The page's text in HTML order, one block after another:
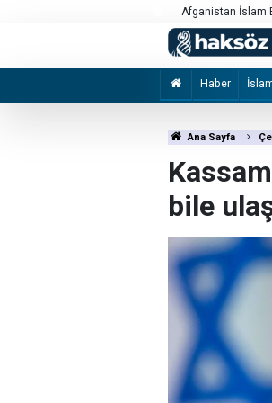
Afganistan İslam
İsrailli 'Honinu
ediyor ve koruyor
Haber
Ana Sayfa
bile